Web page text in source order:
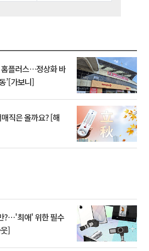
홈플러스…정상화 바
’[가보니]
직은 올까요? [해
?⋯'최애' 위한 필수
]